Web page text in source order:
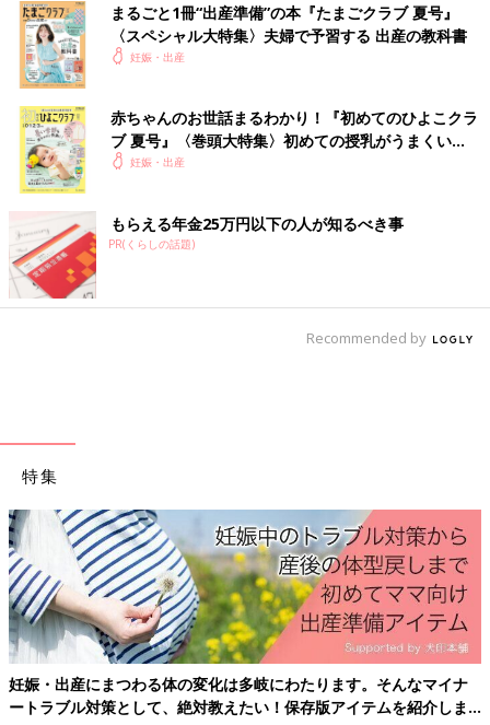
●髪はたばねてコンパクトにして、帽子を
髪の毛にも花粉が付着します。触れる部分が少ないほうがいいこ
とは間違いありません。髪が長い場合は、コンパクトにまとめ、
その上に帽子をかぶるといいでしょう。
●空気清浄機を使う
部屋に入った花粉を取り除く意味で、空気清浄機を使うのは効果
的です。加湿機能もついていると、鼻の粘膜を乾燥から守るだけ
でなく、空気中の花粉を床に落とす効果が期待できます。
「マスクだけではガードしきれないので、鼻水もすごいので常に
鼻にティッシュを丸めて詰め込んでいました。洗濯物は干さずに
乾燥機。窓は開けずに換気扇のみ。空気清浄機。なるべく外出し
ない。帰ってきたら花粉を外で払う。寝室にはおふろに入ったあ
※ルイボスティーには、ポリフェノールが含まれています。
後期の大量摂取で胎児に影響が出る報告例もあるため、水替わり
●こまめにふき掃除をする
花粉のシーズンはできるだけ掃除をして、部屋の中の花粉を取り
去りましょう。掃除機で吸い取ったあと、水ぶきでふき取ると効
果的です。小まめにふき掃除をすると、床に積もった花粉がとれ
ます。
●規則正しい生活
睡眠時間や生活リズムが不規則だと、免疫力が落ち、体調が低下
まるごと1冊“出産準備”の本『たまごクラブ 夏号』
〈スペシャル大特集〉夫婦で予習する 出産の教科書
妊娠・出産
赤ちゃんのお世話まるわかり！『初めてのひよこクラ
ブ 夏号』〈巻頭大特集〉初めての授乳がうまくい
く！ おっぱい・ミルクの基本と夏のトラブル 解決テ
妊娠・出産
もらえる年金25万円以下の人が知るべき事
PR(くらしの話題)
Recommended by
特集
妊娠・出産にまつわる体の変化は多岐にわたります。そんなマイナ
ートラブル対策として、絶対教えたい！保存版アイテムを紹介しま